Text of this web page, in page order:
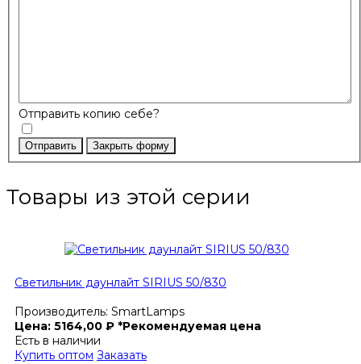
Отправить копию себе?
Отправить Закрыть форму
Товары из этой серии
Светильник даунлайт SIRIUS 50/830
Производитель: SmartLamps
Цена: 5164,00 ₽ *Рекомендуемая цена
Есть в наличии
Купить оптом Заказать